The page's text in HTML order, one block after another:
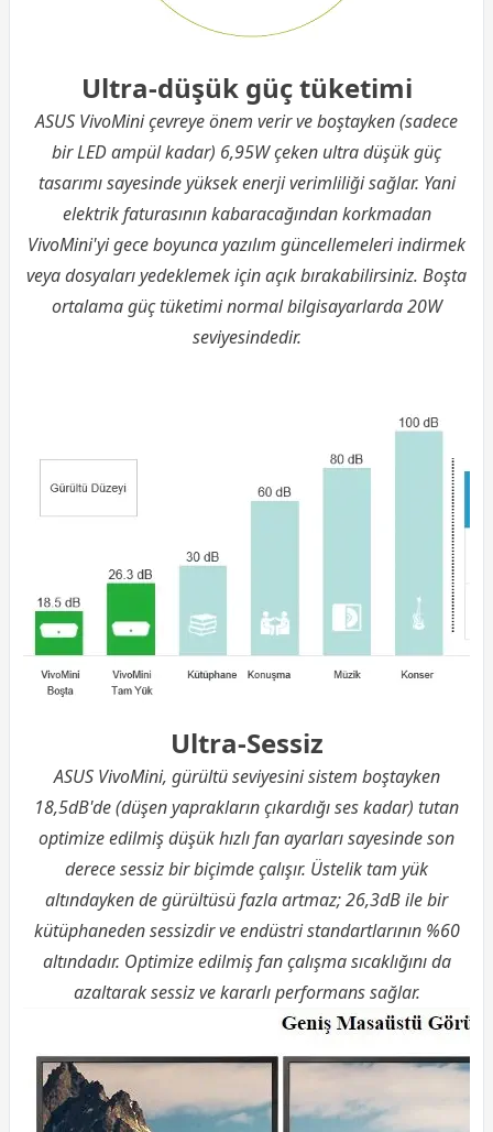
Ultra-düşük güç tüketimi
ASUS VivoMini çevreye önem verir ve boştayken (sadece
bir LED ampül kadar) 6,95W çeken ultra düşük güç
tasarımı sayesinde yüksek enerji verimliliği sağlar. Yani
elektrik faturasının kabaracağından korkmadan
VivoMini'yi gece boyunca yazılım güncellemeleri indirmek
veya dosyaları yedeklemek için açık bırakabilirsiniz. Boşta
ortalama güç tüketimi normal bilgisayarlarda 20W
seviyesindedir.
Ultra-Sessiz
ASUS VivoMini, gürültü seviyesini sistem boştayken
18,5dB'de (düşen yaprakların çıkardığı ses kadar) tutan
optimize edilmiş düşük hızlı fan ayarları sayesinde son
derece sessiz bir biçimde çalışır. Üstelik tam yük
altındayken de gürültüsü fazla artmaz; 26,3dB ile bir
kütüphaneden sessizdir ve endüstri standartlarının %60
altındadır. Optimize edilmiş fan çalışma sıcaklığını da
azaltarak sessiz ve kararlı performans sağlar.